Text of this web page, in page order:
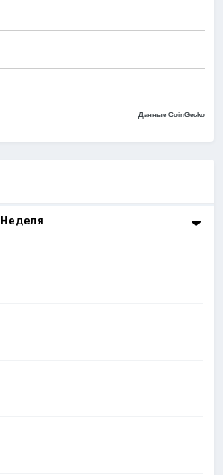
Данные CoinGecko
Неделя